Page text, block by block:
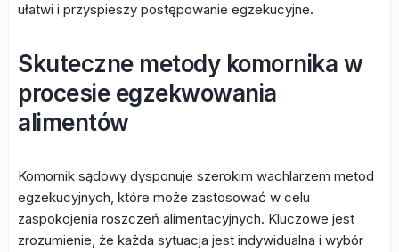
ułatwi i przyspieszy postępowanie egzekucyjne.
Skuteczne metody komornika w
procesie egzekwowania
alimentów
Komornik sądowy dysponuje szerokim wachlarzem metod
egzekucyjnych, które może zastosować w celu
zaspokojenia roszczeń alimentacyjnych. Kluczowe jest
zrozumienie, że każda sytuacja jest indywidualna i wybór